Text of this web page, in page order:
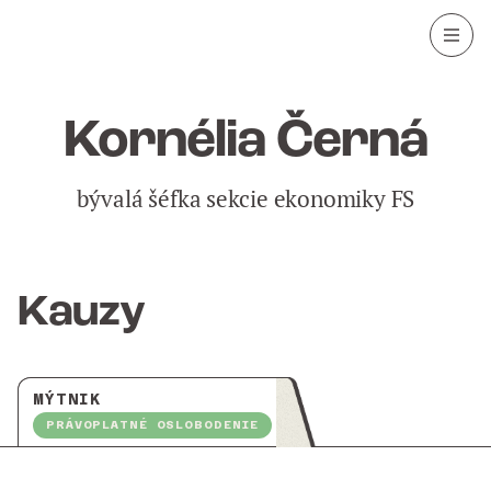
Kornélia Černá
bývalá šéfka sekcie ekonomiky FS
Kauzy
MÝTNIK
PRÁVOPLATNÉ OSLOBODENIE